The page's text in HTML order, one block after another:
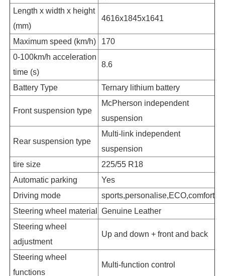
Length x width x height
(mm)
4616x1845x1641
Maximum speed (km/h)
170
0-100km/h acceleration
time (s)
8.6
Battery Type Ternary lithium battery
Front suspension type
McPherson independent
suspension
Rear suspension type
Multi-link independent
suspension
tire size
225/55 R18
Automatic parking
Yes
Driving mode
sports,personalise,ECO,comfort
Steering wheel material
Genuine Leather
Steering wheel
adjustment
Up and down + front and back
Steering wheel
functions
Multi-function control